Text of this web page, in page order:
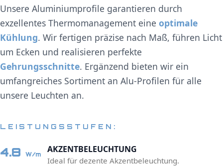
Unsere Aluminiumprofile garantieren durch
exzellentes Thermomanagement eine optimale
Kühlung. Wir fertigen präzise nach Maß, führen Licht
um Ecken und realisieren perfekte
Gehrungsschnitte. Ergänzend bieten wir ein
umfangreiches Sortiment an Alu-Profilen für alle
unsere Leuchten an.
LEISTUNGSSTUFEN:
4.8 W/m AKZENTBELEUCHTUNG
Ideal für dezente Akzentbeleuchtung.